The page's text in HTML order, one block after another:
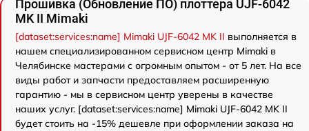
Прошивка (Обновление ПО) плоттера UJF-6042
MK II Mimaki
[dataset:services:name] Mimaki UJF-6042 MK II выполняется в
нашем специализированном сервисном центр Mimaki в
Челябинске мастерами с огромным опытом - от 5 лет. На все
виды работ и запчасти предоставляем расширенную
гарантию - мы в сервисном центр уверены в качестве
наших услуг. [dataset:services:name] Mimaki UJF-6042 MK II
будет стоить на -15% дешевле при оформлении заказа на